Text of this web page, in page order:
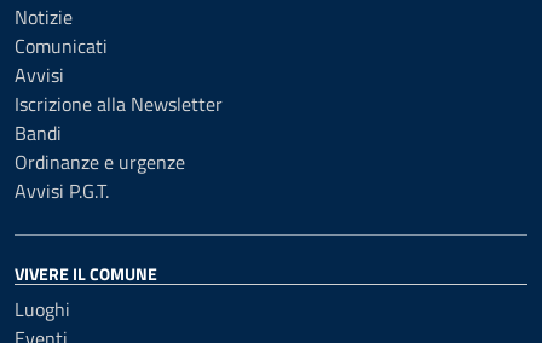
Notizie
Comunicati
Avvisi
Iscrizione alla Newsletter
Bandi
Ordinanze e urgenze
Avvisi P.G.T.
VIVERE IL COMUNE
Luoghi